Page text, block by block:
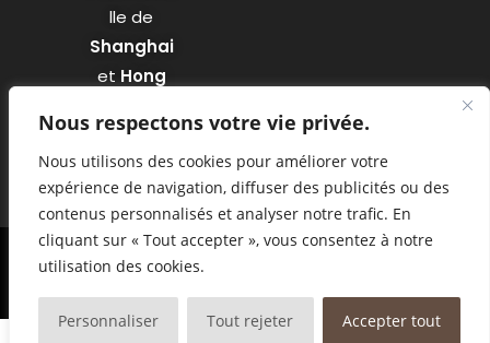
Nous respectons votre vie privée.
Nous utilisons des cookies pour améliorer votre
expérience de navigation, diffuser des publicités ou des
contenus personnalisés et analyser notre trafic. En
cliquant sur « Tout accepter », vous consentez à notre
utilisation des cookies.
Personnaliser Tout rejeter Accepter tout
lle de
Shanghai
et Hong
© Copyright - Restaurant Confucius | Designed by Agency